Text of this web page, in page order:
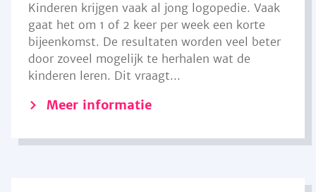
Kinderen krijgen vaak al jong logopedie. Vaak
gaat het om 1 of 2 keer per week een korte
bijeenkomst. De resultaten worden veel beter
door zoveel mogelijk te herhalen wat de
kinderen leren. Dit vraagt...
Meer informatie